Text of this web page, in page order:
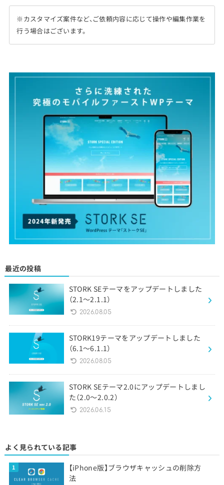
※カスタマイズ案件など、ご依頼内容に応じて操作や編集作業を
行う場合はございます。
最近の投稿
STORK SEテーマをアップデートしました
（2.1〜2.1.1）
2026.08.05
STORK19テーマをアップデートしました
（6.1〜6.1.1）
2026.08.05
STORK SEテーマ2.0にアップデートしまし
た（2.0〜2.0.2）
2026.06.15
よく見られている記事
【iPhone版】ブラウザキャッシュの削除方
法